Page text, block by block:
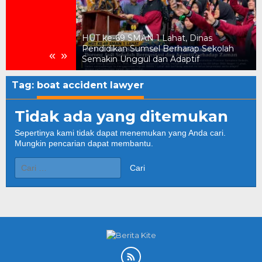
« »
HUT ke-69 SMAN 1 Lahat, Dinas
Pendidikan Sumsel Berharap Sekolah
Semakin Unggul dan Adaptif
Tag: boat accident lawyer
Tidak ada yang ditemukan
Sepertinya kami tidak dapat menemukan yang Anda cari.
Mungkin pencarian dapat membantu.
untuk: